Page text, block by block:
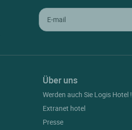
Über uns
Werden auch Sie Logis Hotel !
Extranet hotel
Presse